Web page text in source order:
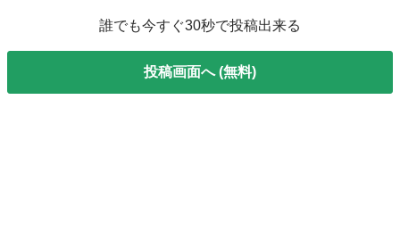
誰でも今すぐ30秒で投稿出来る
投稿画面へ (無料)